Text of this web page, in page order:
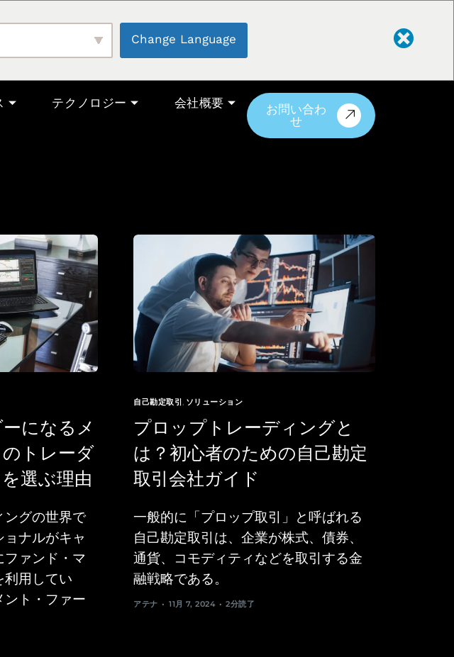
Change Language
テクノロジー 会社概要
お問い合わ
せ
になるメ
トレーダ
選ぶ理由
ングの世界で
ナルがキャ
ファンド・マ
利用してい
ント・ファー
自己勘定取引, ソリューション
プロップトレーディングと
は？初心者のための自己勘定
取引会社ガイド
一般的に「プロップ取引」と呼ばれる
自己勘定取引は、企業が株式、債券、
通貨、コモディティなどを取引する金
融戦略である。
アテナ 11月 7, 2024 2分読了